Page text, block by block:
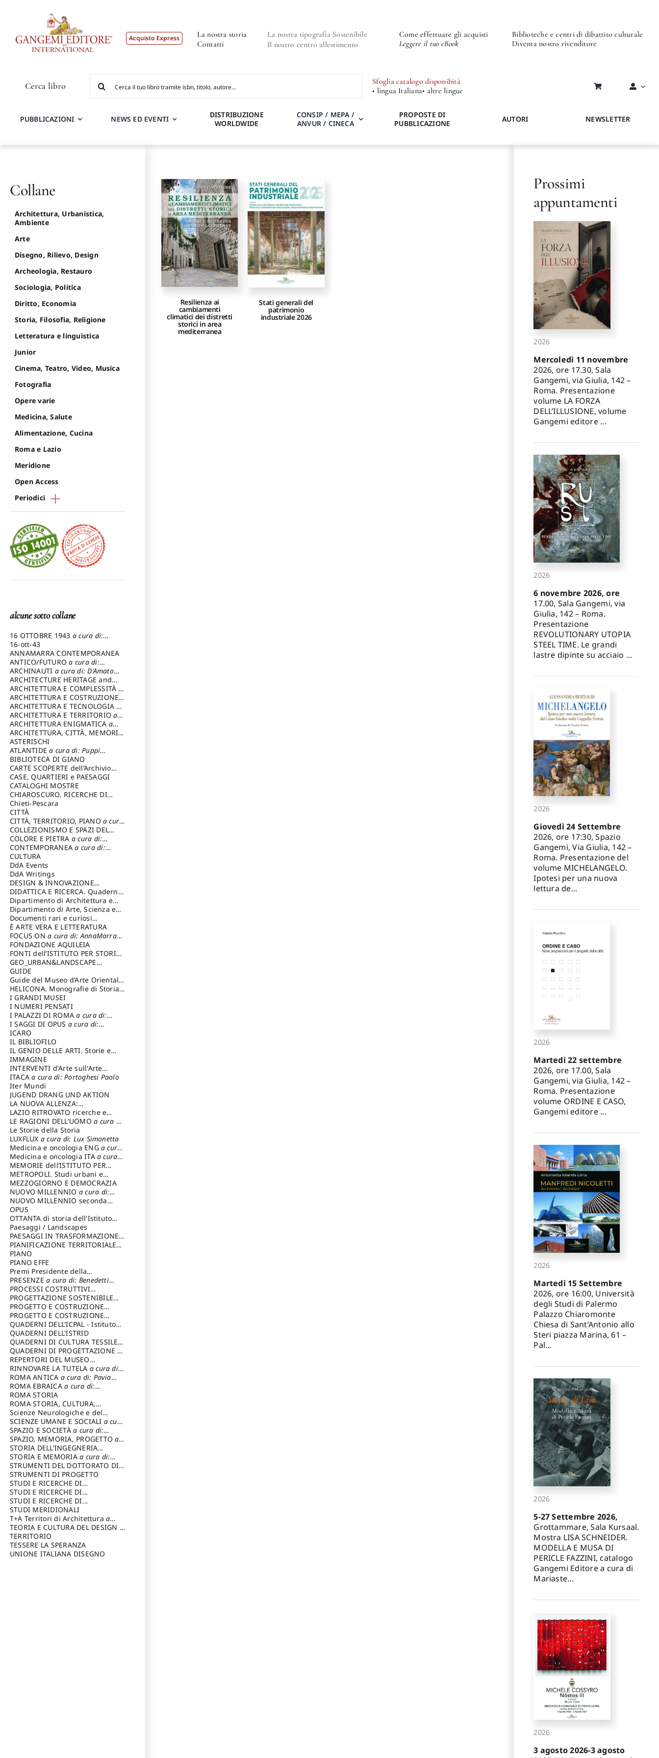
Acquisto Express
La nostra storia
Contatti
La nostra tipografia Sostenibile
Il nostro centro allestimento
Come effettuare gli acquisti
Leggere il tuo eBook
Biblioteche e centri di dibattito culturale
Diventa nostro rivenditore
Cerca libro
per:
Sfoglia catalogo disponibità
• lingua Italiana• altre lingue
PUBBLICAZIONI NEWS ED EVENTI
DISTRIBUZIONE
WORLDWIDE
CONSIP / MEPA /
ANVUR / CINECA
PROPOSTE DI
PUBBLICAZIONE
AUTORI NEWSLETTER
Resilienza ai
cambiamenti
climatici dei distretti
storici in area
mediterranea
Stati generali del
patrimonio
industriale 2026
Collane
Architettura, Urbanistica,
Ambiente
Arte
Disegno, Rilievo, Design
Archeologia, Restauro
Sociologia, Politica
Diritto, Economia
Storia, Filosofia, Religione
Letteratura e linguistica
Junior
Cinema, Teatro, Video, Musica
Fotografia
Opere varie
Medicina, Salute
Alimentazione, Cucina
Roma e Lazio
Meridione
Open Access
Periodici
alcune sotto collane
16 OTTOBRE 1943 a cura di:
Pezzetti Marcello
16-ott-43
ANNAMARRA CONTEMPORANEA
ANTICO/FUTUROa cura di:
Varagnoli Claudio
ARCHINAUTI a cura di: D'Amato
Claudio
ARCHITECTURE HERITAGE and
DESIGN
ARCHITETTURA E COMPLESSITÀ a
cura di: Piva Antonio
ARCHITETTURA E COSTRUZIONEa
cura di: Poretti Sergio
ARCHITETTURA E TECNOLOGIA a
cura di: Carrara Gianfranco
ARCHITETTURA E TERRITORIOa
cura di: Pietrogrande Enrico
ARCHITETTURA ENIGMATICA a
cura di: Lenci Ruggero
ARCHITETTURA, CITTÀ, MEMORIA
a cura di: Valeriani Enrico
ASTERISCHI
ATLANTIDEa cura di: Puppi
Lionello
BIBLIOTECA DI GIANO
CARTE SCOPERTE dell’Archivio
Storico Capitolino
CASE, QUARTIERI e PAESAGGI
CATALOGHI MOSTRE
CHIAROSCURO. RICERCHE DI
STORIA E STORIA DELL'ARTE
cura di: Di Carpegna Falconieri
Tommaso
Chieti-Pescara
CITTÀ
CITTÀ, TERRITORIO, PIANO a cura
di: Imbesi Giuseppe
COLLEZIONISMO E SPAZI DEL
COLLEZIONISMO a cura di:
Magnani Lauro
COLORE E PIETRA a cura di:
Selvaggi Giuseppe
CONTEMPORANEAa cura di:
Gubinelli Luna
CULTURA
DdA Events
DdA Writings
DESIGN & INNOVAZIONE
TECNOLOGICAa cura di: Vallicelli
Andrea
DIDATTICA E RICERCA. Quaderni
della Scuola
Dipartimento di Architettura e
Analisi della Città Mediterranea
Dipartimento di Arte, Scienza e
Tecnica del Costuire
Documenti rari e curiosi
dall'Archivio Segreto
È ARTE VERA E LETTERATURA
FOCUS ONa cura di: AnnaMarra
Contemporanea
FONDAZIONE AQUILEIA
FONTI dell’ISTITUTO PER STORIA
DEL RISORGIMENTO
GEO_URBAN&LANDSCAPE
PLANNING (GULP)
Trusiani Elio
GUIDE
Guide del Museo d’Arte Orientale
“Giuseppe Tucci”
HELICONA. Monografie di Storia
dell'Artea cura di: Gallo Marco
I GRANDI MUSEI
I NUMERI PENSATI
I PALAZZI DI ROMAa cura di:
Ippoliti Alessandro
I SAGGI DI OPUS a cura di:
Scalesse Tommaso
ICARO
IL BIBLIOFILO
IL GENIO DELLE ARTI. Storie e
interpretazione
IMMAGINE
INTERVENTI d'Arte sull'Arte
dedicata alla cultura della
conservazione d’arte
Fondazione Paola Droghetti onlus
ITACAa cura di: Portoghesi Paolo
Iter Mundi
JUGEND DRANG UND AKTION
LA NUOVA ALLENZA:
ARCHITETTURA & AMBIENTE
LAZIO RITROVATO ricerche e
restauri
LE RAGIONI DELL'UOMOa cura di:
Lombardi Satriani Luigi
Le Storie della Storia
LUXFLUX a cura di: Lux Simonetta
Medicina e oncologia ENG a cura
di: Lopez Massimo
Medicina e oncologia ITA a cura
di: Lopez Massimo
MEMORIE dell’ISTITUTO PER
STORIA DEL RISORGIMENTO
METROPOLI. Studi urbani e
regionali
MEZZOGIORNO E DEMOCRAZIA
NUOVO MILLENNIO a cura di:
Capaldo Pellegrino
NUOVO MILLENNIO seconda
serie
Francesco
OPUS
OTTANTA di storia dell'Istituto
storia dell’Istitutoa cura di:
Cavalieri Patrizia
Paesaggi / Landscapes
PAESAGGI IN TRASFORMAZIONEa
cura di: Corti Enrico A.
PIANIFICAZIONE TERRITORIALE
URBANISTICA ED AMBIENTALE
cura di: Costa Enrico
PIANO
PIANO EFFE
Premi Presidente della
Repubblica
PRESENZEa cura di: Benedetti
Sandro
PROCESSI COSTRUTTIVI
DELL'ARCHITETTURAa cura di:
Ippoliti Alessandro
PROGETTAZIONE SOSTENIBILE
PARTECIPATA
PROGETTO E COSTRUZIONE
DELL’ARCHITETTURA
PROGETTO E COSTRUZIONE
SOSTENIBILE
QUADERNI DELL'ICPAL - Istituto
centrale per il restauro e la
conservazione del patrimonio
archivistico e librario
QUADERNI DELL'ISTRID
QUADERNI DI CULTURA TESSILEa
cura di: Crispolti Livia
QUADERNI DI PROGETTAZIONE a
cura di: Giura Longo Tommaso
REPERTORI DEL MUSEO
CENTRALE DEL RISORGIMENTOa
cura di: Pizzo Marco
RINNOVARE LA TUTELA a cura di:
Cicalò Enrico
ROMA ANTICA a cura di: Pavia
Carlo
ROMA EBRAICAa cura di:
Procaccia Claudio
ROMA STORIA
ROMA STORIA, CULTURA,
IMMAGINEa cura di: Fagiolo
Marcello
Scienze Neurologiche e del
Comportamento
SCIENZE UMANE E SOCIALI a cura
di: Iannizzi Salvatore
SPAZIO E SOCIETÀa cura di:
Cassetti Roberto
SPAZIO, MEMORIA, PROGETTOa
cura di: Rossi Massimo
STORIA DELL'INGEGNERIA
STRUTTURALE IN ITALIAa cura di:
Poretti Sergio
STORIA E MEMORIAa cura di:
Rossi Lauro
STRUMENTI DEL DOTTORATO DI
RICERCA IN RILIEVO E
RAPPRESENTAZIONE
DELL’ARCHITETTURA E
DELL’AMBIENTEa cura di: Migliari
Riccardo
STRUMENTI DI PROGETTO
STUDI E RICERCHE DI
ARCHEOLOGIA IN SICILIA
di: Pelagatti Paola
STUDI E RICERCHE DI
ARCHITETTURA del Dipartimento
di Architettura Università degli
Studi G. d' Annunzio
STUDI E RICERCHE DI
ARCHITETTURA del Dipartimento
di Architettura Università degli
Studi G. d' Annunzio, Chieti-
Pescaraa cura di: Fusero Paolo
STUDI MERIDIONALI
T+A Territori di Architetturaa
cura di: Ramazzotti Luigi
TEORIA E CULTURA DEL DESIGN a
cura di: Furlanis Giuseppe
TERRITORIO
TESSERE LA SPERANZA
UNIONE ITALIANA DISEGNO
Prossimi
appuntamenti
2026
Mercoledì 11 novembre
2026, ore 17.30, Sala
Gangemi, via Giulia, 142 –
Roma. Presentazione
volume LA FORZA
DELL’ILLUSIONE, volume
Gangemi editore ...
2026
6 novembre 2026, ore
17.00, Sala Gangemi, via
Giulia, 142 – Roma.
Presentazione
REVOLUTIONARY UTOPIA
STEEL TIME. Le grandi
lastre dipinte su acciaio ...
2026
Giovedì 24 Settembre
2026, ore 17:30, Spazio
Gangemi, Via Giulia, 142 –
Roma. Presentazione del
volume MICHELANGELO.
Ipotesi per una nuova
lettura de...
2026
Martedì 22 settembre
2026, ore 17.00, Sala
Gangemi, via Giulia, 142 –
Roma. Presentazione
volume ORDINE E CASO,
Gangemi editore ...
2026
Martedì 15 Settembre
2026, ore 16:00, Università
degli Studi di Palermo
Palazzo Chiaromonte
Chiesa di Sant’Antonio allo
Steri piazza Marina, 61 –
Pal...
2026
5-27 Settembre 2026,
Grottammare, Sala Kursaal.
Mostra LISA SCHNEIDER.
MODELLA E MUSA DI
PERICLE FAZZINI, catalogo
Gangemi Editore a cura di
Mariaste...
2026
3 agosto 2026-3 agosto